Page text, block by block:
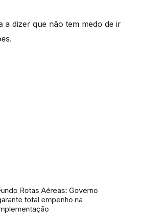
a dizer que não tem medo de ir
Rotas Aéreas: Governo
total empenho na